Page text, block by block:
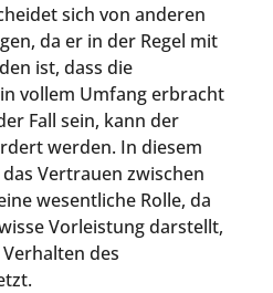
sich von anderen
da er in der Regel mit
ist, dass die
vollem Umfang erbracht
Fall sein, kann der
werden. In diesem
Vertrauen zwischen
wesentliche Rolle, da
Vorleistung darstellt,
des